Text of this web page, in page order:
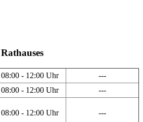
08:00 - 12:00 Uhr
---
08:00 - 12:00 Uhr ---
08:00 - 12:00 Uhr ---